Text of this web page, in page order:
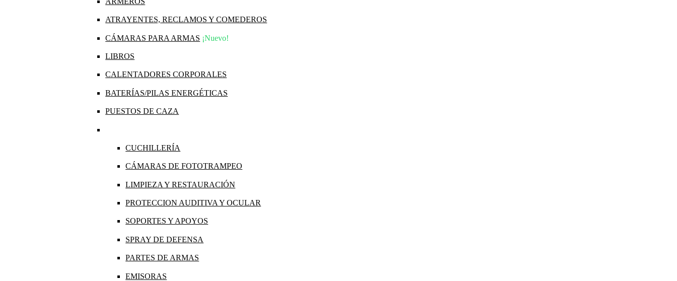
ATRAYENTES, RECLAMOS Y COMEDEROS
CÁMARAS PARA ARMAS ¡Nuevo!
LIBROS
CALENTADORES CORPORALES
BATERÍAS/PILAS ENERGÉTICAS
PUESTOS DE CAZA
CUCHILLERÍA
CÁMARAS DE FOTOTRAMPEO
LIMPIEZA Y RESTAURACIÓN
PROTECCION AUDITIVA Y OCULAR
SOPORTES Y APOYOS
SPRAY DE DEFENSA
PARTES DE ARMAS
EMISORAS